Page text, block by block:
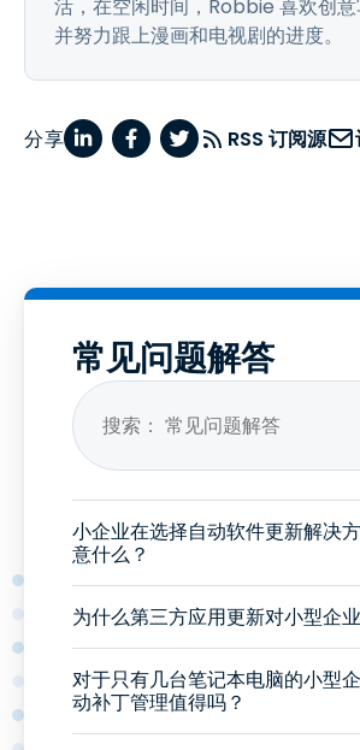
活，在空闲时间，Robbie 喜欢创意
并努力跟上漫画和电视剧的进度。
分享 RSS 订阅源
常见问题解答
小企业在选择自动软件更新解决
意什么？
为什么第三方应用更新对小型企
对于只有几台笔记本电脑的小型
动补丁管理值得吗？